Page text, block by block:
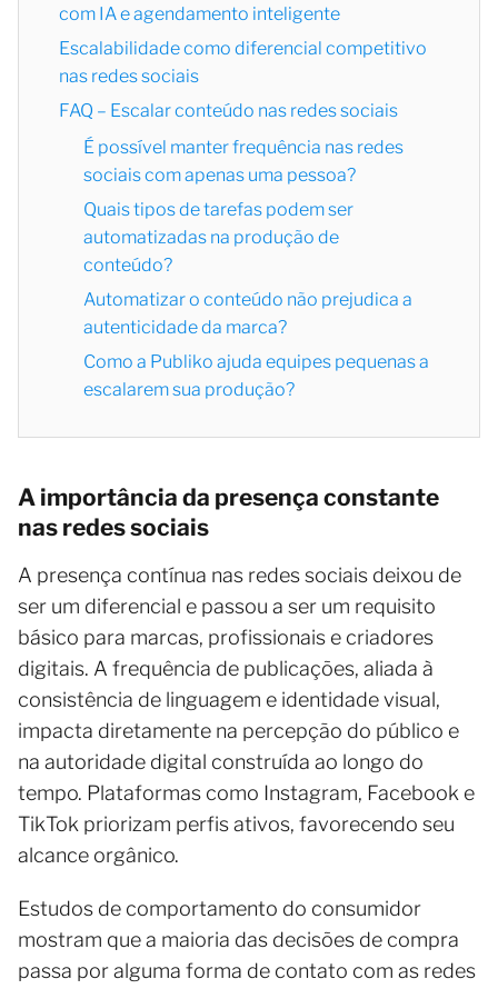
com IA e agendamento inteligente
Escalabilidade como diferencial competitivo
nas redes sociais
FAQ – Escalar conteúdo nas redes sociais
É possível manter frequência nas redes
sociais com apenas uma pessoa?
Quais tipos de tarefas podem ser
automatizadas na produção de
conteúdo?
Automatizar o conteúdo não prejudica a
autenticidade da marca?
Como a Publiko ajuda equipes pequenas a
escalarem sua produção?
A importância da presença constante
nas redes sociais
A presença contínua nas redes sociais deixou de
ser um diferencial e passou a ser um requisito
básico para marcas, profissionais e criadores
digitais. A frequência de publicações, aliada à
consistência de linguagem e identidade visual,
impacta diretamente na percepção do público e
na autoridade digital construída ao longo do
tempo. Plataformas como Instagram, Facebook e
TikTok priorizam perfis ativos, favorecendo seu
alcance orgânico.
Estudos de comportamento do consumidor
mostram que a maioria das decisões de compra
passa por alguma forma de contato com as redes